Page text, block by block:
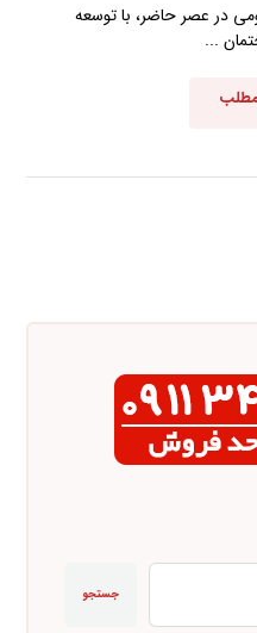
در عصر حاضر، با توسعه
...
مطلب
جستجو